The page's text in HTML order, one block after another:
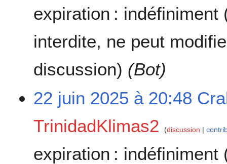
expiration : indéfiniment
interdite, ne peut
discussion) (Bot)
22 juin 2025 à 20:48
TrinidadKlimas2
discussion
expiration : indéfiniment